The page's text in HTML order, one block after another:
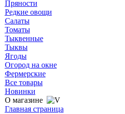
Пряности
Редкие овощи
Салаты
Томаты
Тыквенные
Тыквы
Ягоды
Огород на окне
Фермерские
Все товары
Новинки
О магазине
Главная страница